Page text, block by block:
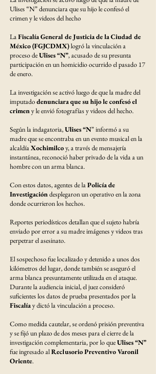
Ulises “N” denunciara que su hijo le confesó el
crimen y le videos del hecho
LaFiscalía General de Justicia de la Ciudad de
México (FGJCDMX)logró la vinculación a
proceso deUlises “N”, acusado de su presunta
participación en un homicidio ocurrido el pasado 17
de enero.
La investigación se activó luego de que la madre del
imputadodenunciara que su hijo le confesó el
crimeny le envió fotografías y videos del hecho.
Según la indagatoria,Ulises “N” informó a su
madre que se encontraba en un evento musical en la
alcaldíaXochimilcoy, a través de mensajería
instantánea, reconoció haber privado de la vida a un
hombre con un arma blanca.
Con estos datos, agentes de laPolicía de
Investigacióndesplegaron un operativo en la zona
donde ocurrieron los hechos.
Reportes periodísticos detallan que el sujeto habría
enviado por error a su madre imágenes y videos tras
perpetrar el asesinato.
El sospechoso fue localizado y detenido a unos dos
kilómetros del lugar, donde también se aseguró el
arma blanca presuntamente utilizada en el ataque.
Durante la audiencia inicial, el juez consideró
suficientes los datos de prueba presentados por la
Fiscalíay dictó la vinculación a proceso.
Como medida cautelar, se ordenó prisión preventiva
y se fijó un plazo de dos meses para el cierre de la
investigación complementaria, por lo queUlises “N”
fue ingresado alReclusorio Preventivo Varonil
Oriente.